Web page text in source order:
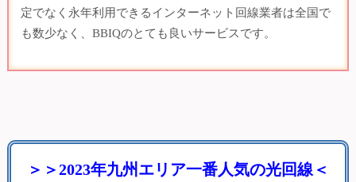
定でなく永年利用できるインターネット回線業者は全国で
も数少なく、BBIQのとても良いサービスです。
＞＞2023年九州エリア一番人気の光回線＜